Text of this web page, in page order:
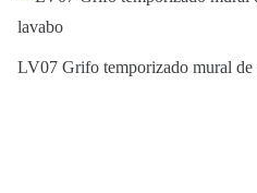
LV07 Grifo temporizado mural de